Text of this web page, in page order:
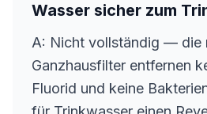
Wasser sicher zum
A: Nicht vollständig — die
Ganzhausfilter entfernen
Fluorid und keine